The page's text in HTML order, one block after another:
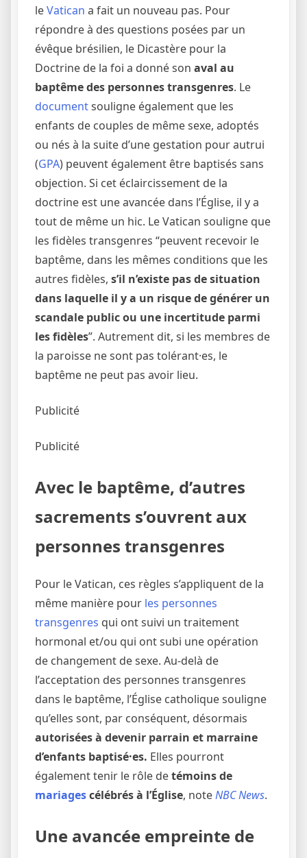
leVatican a fait un nouveau pas. Pour
répondre à des questions posées par un
évêque brésilien, le Dicastère pour la
Doctrine de la foi a donné son aval au
baptême des personnes transgenres. Le
documentsouligne également que les
enfants de couples de même sexe, adoptés
ou nés à la suite d’une gestation pour autrui
(GPA) peuvent également être baptisés sans
objection. Si cet éclaircissement de la
doctrine est une avancée dans l’Église, il y a
tout de même un hic. Le Vatican souligne que
les fidèles transgenres “peuvent recevoir le
baptême, dans les mêmes conditions que les
autres fidèles, s’il n’existe pas de situation
dans laquelle il y a un risque de générer un
scandale public ou une incertitude parmi
les fidèles”. Autrement dit, si les membres de
la paroisse ne sont pas tolérant·es, le
baptême ne peut pas avoir lieu.
Publicité
Publicité
Avec le baptême, d’autres
sacrements s’ouvrent aux
personnes transgenres
Pour le Vatican, ces règles s’appliquent de la
même manière pour les personnes
transgenres qui ont suivi un traitement
hormonal et/ou qui ont subi une opération
de changement de sexe. Au-delà de
l’acceptation des personnes transgenres
dans le baptême, l’Église catholique souligne
qu’elles sont, par conséquent, désormais
autorisées à devenir parrain et marraine
d’enfants baptisé·es. Elles pourront
également tenir le rôle detémoins de
mariagescélébrés à l’Église, noteNBC News.
Une avancée empreinte de